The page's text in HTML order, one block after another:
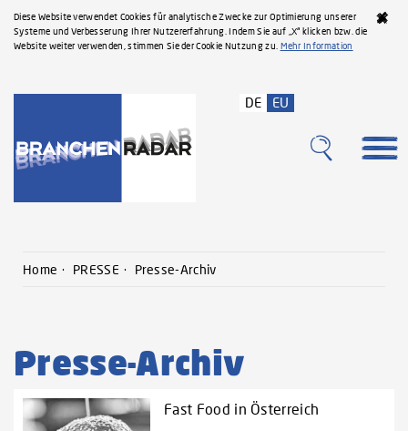
Diese Website verwendet Cookies für analytische Zwecke zur Optimierung unserer
Systeme und Verbesserung Ihrer Nutzererfahrung. Indem Sie auf „X“ klicken bzw. die
Website weiter verwenden, stimmen Sie der Cookie Nutzung zu. Mehr Information
DE EU
Home PRESSE Presse-Archiv
Presse-Archiv
Fast Food in Österreich